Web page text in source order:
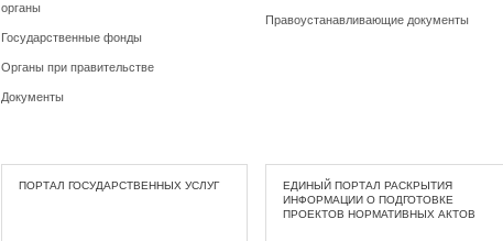
органы
Государственные фонды
Органы при правительстве
Документы
Правоустанавливающие документы
ПОРТАЛ ГОСУДАРСТВЕННЫХ УСЛУГ
ЕДИНЫЙ ПОРТАЛ РАСКРЫТИЯ
ИНФОРМАЦИИ О ПОДГОТОВКЕ
ПРОЕКТОВ НОРМАТИВНЫХ АКТОВ